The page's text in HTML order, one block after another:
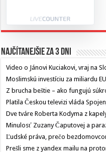
Najčítanejšie za 3 dni
Video o Jánovi Kuciakovi, vraj na
Moslimskú investíciu za miliardu
Z brucha beštie – ako fungujú
Platila Českou televizi vláda
Dve tváre Roberta Kodyma z
Minulosť Zuzany Čaputovej a
Ľudské práva, prečo
Prešli sme z yandex mailu na